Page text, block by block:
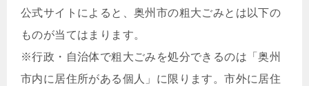
公式サイトによると、奥州市の粗大ごみとは以下の
ものが当てはまります。
※行政・自治体で粗大ごみを処分できるのは「奥州
市内に居住所がある個人」に限ります。市外に居住